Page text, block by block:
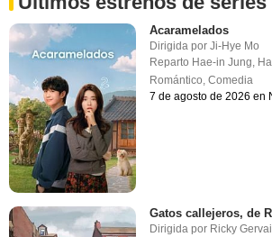
Acaramelados
Dirigida porJi-Hye Mo
Reparto Hae-in Jung,
Romántico,Comedia
7 de agosto de 2026 en
Gatos callejeros, de
Dirigida por Ricky